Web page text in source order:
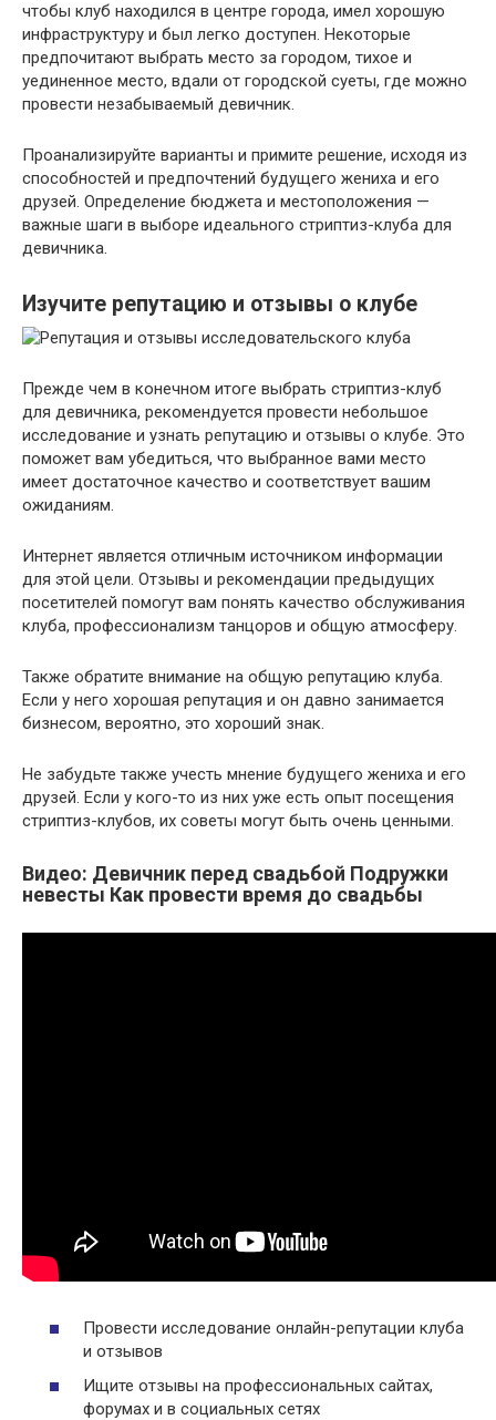
чтобы клуб находился в центре города, имел хорошую
инфраструктуру и был легко доступен. Некоторые
предпочитают выбрать место за городом, тихое и
уединенное место, вдали от городской суеты, где можно
провести незабываемый девичник.
Проанализируйте варианты и примите решение, исходя из
способностей и предпочтений будущего жениха и его
друзей. Определение бюджета и местоположения —
важные шаги в выборе идеального стриптиз-клуба для
девичника.
Изучите репутацию и отзывы о клубе
Прежде чем в конечном итоге выбрать стриптиз-клуб
для девичника, рекомендуется провести небольшое
исследование и узнать репутацию и отзывы о клубе. Это
поможет вам убедиться, что выбранное вами место
имеет достаточное качество и соответствует вашим
ожиданиям.
Интернет является отличным источником информации
для этой цели. Отзывы и рекомендации предыдущих
посетителей помогут вам понять качество обслуживания
клуба, профессионализм танцоров и общую атмосферу.
Также обратите внимание на общую репутацию клуба.
Если у него хорошая репутация и он давно занимается
бизнесом, вероятно, это хороший знак.
Не забудьте также учесть мнение будущего жениха и его
друзей. Если у кого-то из них уже есть опыт посещения
стриптиз-клубов, их советы могут быть очень ценными.
Видео: Девичник перед свадьбой Подружки
невесты Как провести время до свадьбы
Провести исследование онлайн-репутации клуба
и отзывов
Ищите отзывы на профессиональных сайтах,
форумах и в социальных сетях